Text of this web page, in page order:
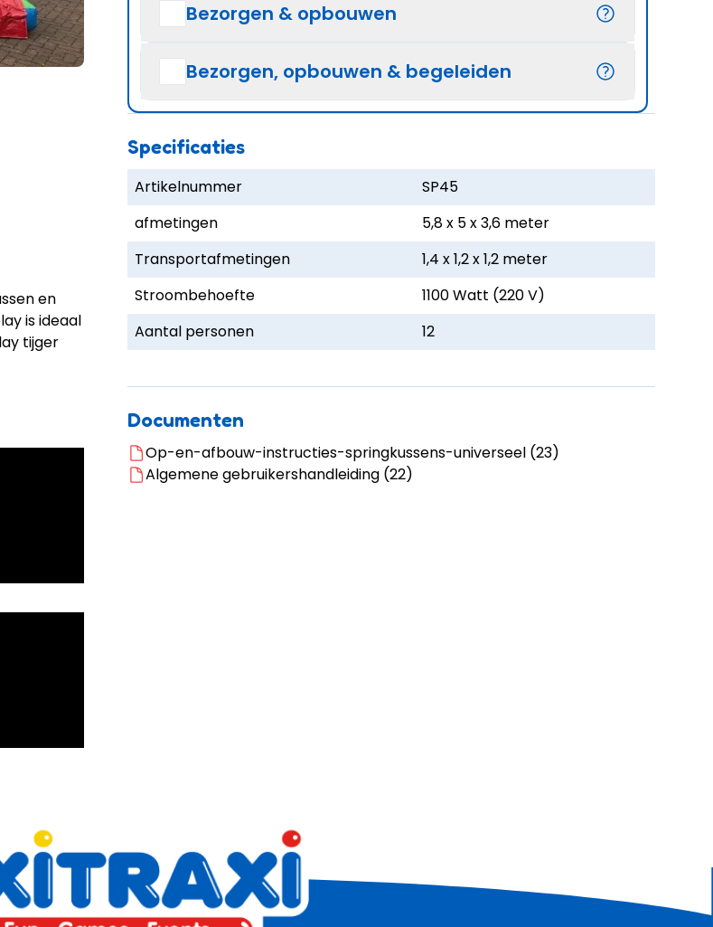
en
is ideaal
tijger
Bezorgen & opbouwen
Bezorgen, opbouwen & begeleiden
Specificaties
Artikelnummer
SP45
afmetingen
5,8 x 5 x 3,6 meter
Transportafmetingen
1,4 x 1,2 x 1,2 meter
Stroombehoefte
1100 Watt (220 V)
Aantal personen
12
Documenten
Op-en-afbouw-instructies-springkussens-universeel (23)
Algemene gebruikershandleiding (22)